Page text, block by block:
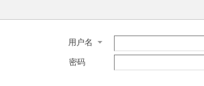
用户名
密码